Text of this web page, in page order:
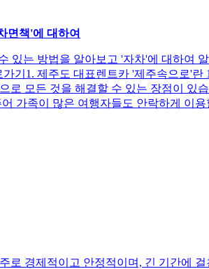
면책'에 대하여
는 방법을 알아보고 '자차'에 대하여
기1. 제주도 대표렌트카 '제주속으로'
모든 것을 해결할 수 있는 장점이 있
가족이 많은 여행자들도 안락하게 이용
경제적이고 안정적이며, 긴 기간에